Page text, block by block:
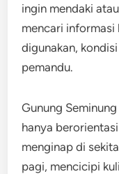
ingin mendaki
mencari informasi
digunakan,
pemandu.
Gunung
hanya
menginap di
pagi, mencicipi